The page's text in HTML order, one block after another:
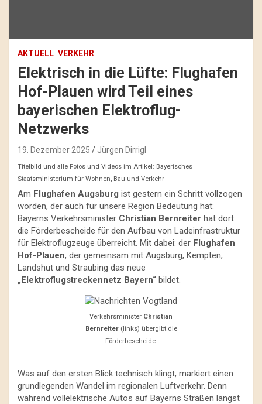
AKTUELL VERKEHR
Elektrisch in die Lüfte: Flughafen
Hof-Plauen wird Teil eines
bayerischen Elektroflug-
Netzwerks
19. Dezember 2025 Jürgen Dirrigl
Titelbild und alle Fotos und Videos im Artikel: Bayerisches
Staatsministerium für Wohnen, Bau und Verkehr
Am Flughafen Augsburg ist gestern ein Schritt vollzogen
worden, der auch für unsere Region Bedeutung hat:
Bayerns Verkehrsminister Christian Bernreiter hat dort
die Förderbescheide für den Aufbau von Ladeinfrastruktur
für Elektroflugzeuge überreicht. Mit dabei: der Flughafen
Hof-Plauen, der gemeinsam mit Augsburg, Kempten,
Landshut und Straubing das neue
„Elektroflugstreckennetz Bayern“ bildet.
Verkehrsminister Christian
Bernreiter(links) übergibt die
Förderbescheide.
Was auf den ersten Blick technisch klingt, markiert einen
grundlegenden Wandel im regionalen Luftverkehr. Denn
während vollelektrische Autos auf Bayerns Straßen längst